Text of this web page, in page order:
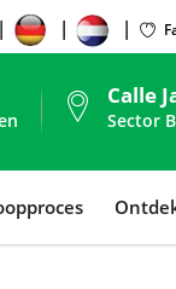
Calle
Sector